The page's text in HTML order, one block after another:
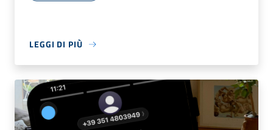
LEGGI DI PIÙ